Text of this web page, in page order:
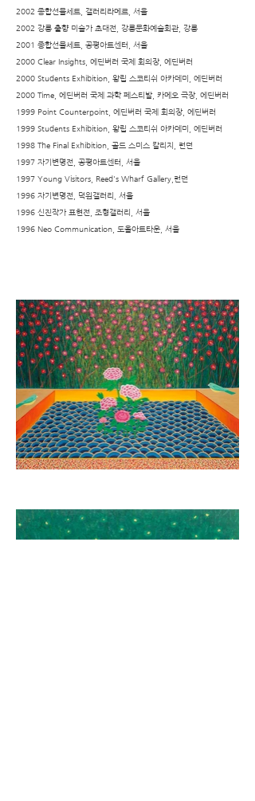
2002 종합선물세트, 갤러리라메르, 서울
2002 강릉 출향 미술가 초대전, 강릉문화예술회관, 강릉
2001 종합선물세트, 공평아트센터, 서울
2000 Clear Insights, 에딘버러 국제 회의장, 에딘버러
2000 Students Exhibition, 왕립 스코티쉬 아카데미, 에딘버러
2000 Time, 에딘버러 국제 과학 페스티발, 카메오 극장, 에딘버러
1999 Point Counterpoint, 에딘버러 국제 회의장, 에딘버러
1999 Students Exhibition, 왕립 스코티쉬 아카데미, 에딘버러
1998 The Final Exhibition, 골드 스미스 칼리지, 런던
1997 자기변명전, 공평아트센터, 서울
1997 Young Visitors, Reed's Wharf Gallery,런던
1996 자기변명전, 덕원갤러리, 서울
1996 신진작가 표현전, 조형갤러리, 서울
1996 Neo Communication, 도올아트타운, 서울